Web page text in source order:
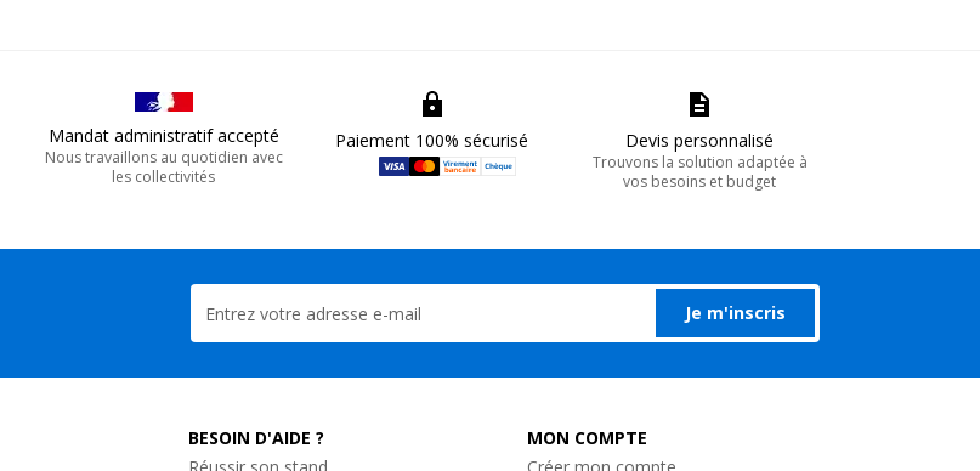
Mandat administratif accepté
Nous travaillons au quotidien avec
les collectivités
Paiement 100% sécurisé Devis personnalisé
Trouvons la solution adaptée à
vos besoins et budget
Je m'inscris
BESOIN D'AIDE ?
MON COMPTE